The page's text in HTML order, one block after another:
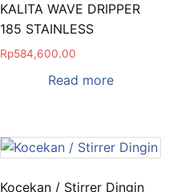
KALITA WAVE DRIPPER
185 STAINLESS
Rp584,600.00
Read more
Kocekan / Stirrer Dingin